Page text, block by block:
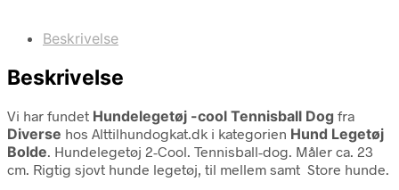
Beskrivelse
Beskrivelse
Vi har fundet Hundelegetøj -cool Tennisball Dog fra
Diverse hos Alttilhundogkat.dk i kategorien Hund Legetøj
Bolde. Hundelegetøj 2-Cool. Tennisball-dog. Måler ca. 23
cm. Rigtig sjovt hunde legetøj, til mellem samt Store hunde.